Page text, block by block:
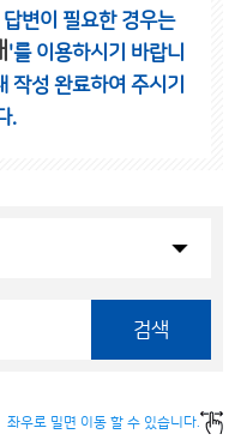
변이 필요한 경우는
'를 이용하시기 바랍니
작성 완료하여 주시기
.
검색
좌우로 밀면 이동 할 수 있습니다.